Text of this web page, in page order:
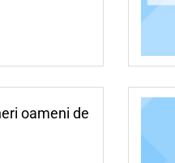
oameni de